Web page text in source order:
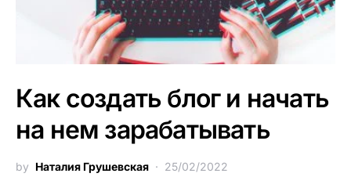
Как создать блог и начать
на нем зарабатывать
by Наталия Грушевская 25/02/2022